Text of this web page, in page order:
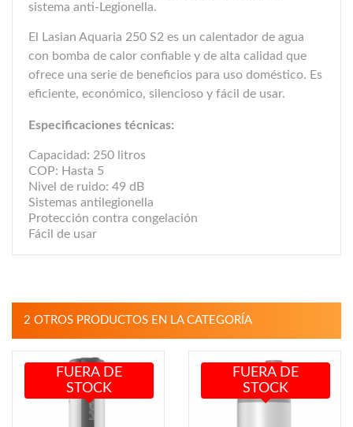
sistema anti-Legionella.
El Lasian Aquaria 250 S2 es un calentador de agua
con bomba de calor confiable y de alta calidad que
ofrece una serie de beneficios para uso doméstico. Es
eficiente, económico, silencioso y fácil de usar.
Especificaciones técnicas:
Capacidad: 250 litros
COP: Hasta 5
Nivel de ruido: 49 dB
Sistemas antilegionella
Protección contra congelación
Fácil de usar
2 OTROS PRODUCTOS EN LA CATEGORÍA
FUERA DE
STOCK
FUERA DE
STOCK